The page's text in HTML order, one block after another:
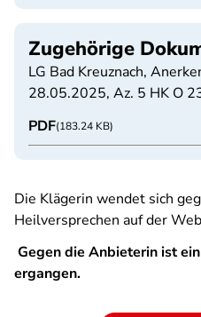
Zugehörige
LG Bad Kreuznach,
28.05.2025, Az. 5 HK O
PDF(183.24 KB)
Die Klägerin wendet sich
Heilversprechen auf der
Gegen die Anbieterin ist
ergangen.